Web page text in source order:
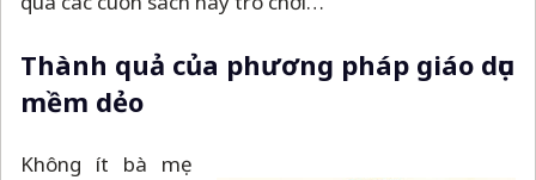
Thành quả của phương pháp giáo dục
mềm dẻo
Không ít bà mẹ